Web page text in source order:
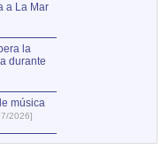
a La Mar
la
durante
música
2026]